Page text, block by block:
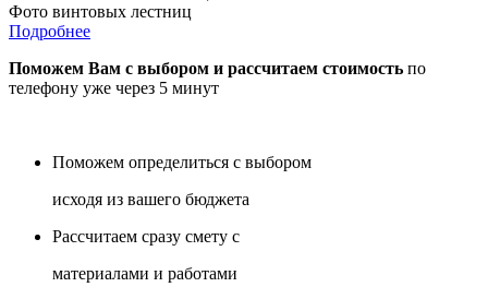
Фото винтовых лестниц
Подробнее
Поможем Вам с выбором и рассчитаем стоимость по
телефону уже через 5 минут
Поможем определиться с выбором
исходя из вашего бюджета
Рассчитаем сразу смету с
материалами и работами